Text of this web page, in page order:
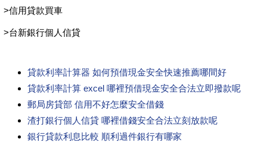
>信用貸款買車
>台新銀行個人信貸
貸款利率計算器 如何預借現金安全快速推薦哪間好
貸款利率計算 excel 哪裡預借現金安全合法立即撥款呢
郵局房貸部 信用不好怎麼安全借錢
渣打銀行個人信貸 哪裡借錢安全合法立刻放款呢
銀行貸款利息比較 順利過件銀行有哪家